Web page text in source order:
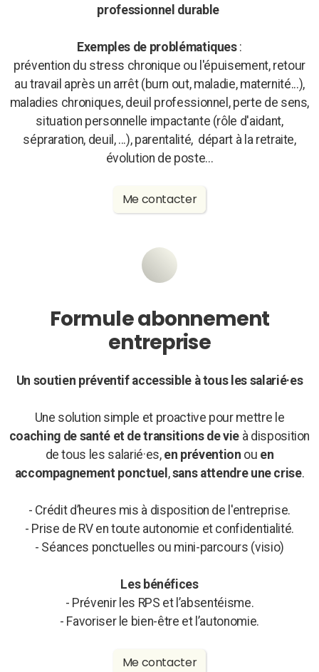
professionnel durable
Exemples de problématiques :
prévention du stress chronique ou l'épuisement, retour
au travail après un arrêt (burn out, maladie, maternité...),
maladies chroniques, deuil professionnel, perte de sens,
situation personnelle impactante (rôle d'aidant,
sépraration, deuil, ...), parentalité, départ à la retraite,
évolution de poste...
Me contacter
Formule abonnement
entreprise
Un soutien préventif accessible à tous les salarié·es
Une solution simple et proactive pour mettre le
coaching de santé et de transitions de vie à disposition
de tous les salarié·es, en prévention ou en
accompagnement ponctuel ,sans attendre une crise.
- Crédit d’heures mis à disposition de l'entreprise.
- Prise de RV en toute autonomie et confidentialité.
- Séances ponctuelles ou mini-parcours (visio)
Les bénéfices
- Prévenir les RPS et l’absentéisme.
- Favoriser le bien-être et l’autonomie.
Me contacter